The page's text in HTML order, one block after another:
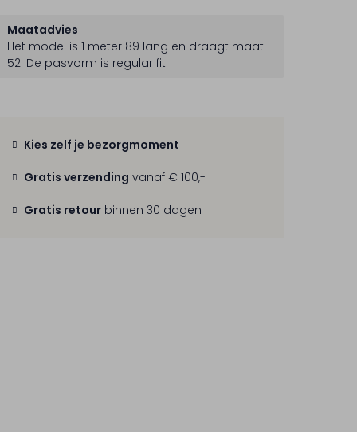
Maatadvies
Het model is 1 meter 89 lang en draagt maat
52. De pasvorm is regular fit.
Kies zelf je bezorgmoment
Gratis verzending vanaf € 100,-
Gratis retour binnen 30 dagen